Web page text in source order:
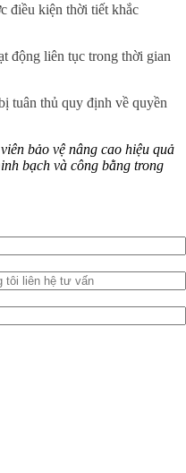
điều kiện thời tiết khắc
động liên tục trong thời gian
tuân thủ quy định về quyền
bảo vệ nâng cao hiệu quả
bạch và công bằng trong